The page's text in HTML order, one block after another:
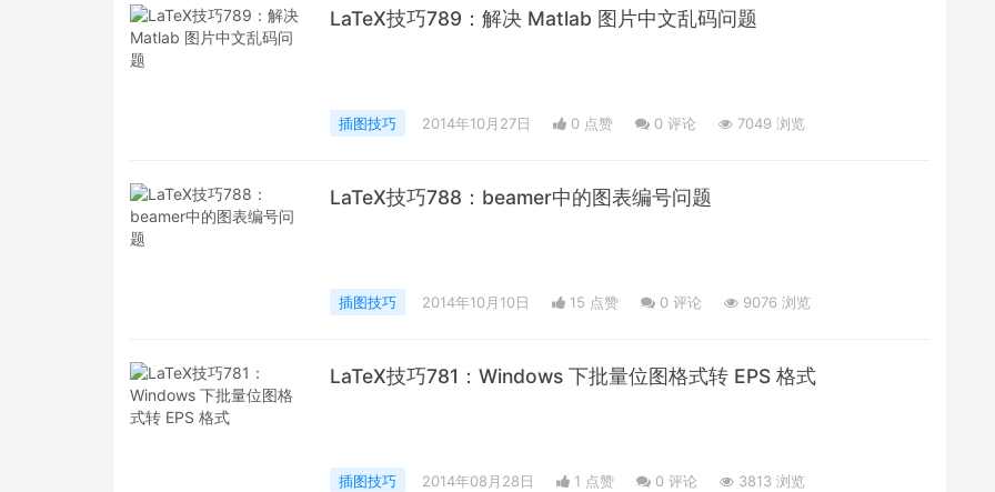
LaTeX技巧789：解决 Matlab 图片中文乱码问题
插图技巧 2014年10月27日 0 点赞 0 评论 7049 浏览
LaTeX技巧788：beamer中的图表编号问题
插图技巧 2014年10月10日 15 点赞 0 评论 9076 浏览
LaTeX技巧781：Windows 下批量位图格式转 EPS 格式
插图技巧 2014年08月28日 1 点赞 0 评论 3813 浏览